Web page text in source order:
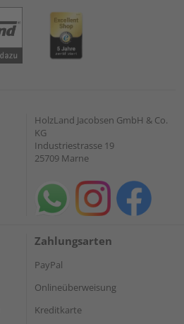
HolzLand Jacobsen GmbH & Co.
KG
Industriestrasse 19
25709 Marne
Zahlungsarten
PayPal
Onlineüberweisung
Kreditkarte